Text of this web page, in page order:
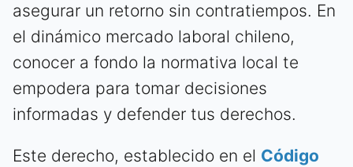
asegurar un retorno sin contratiempos. En
el dinámico mercado laboral chileno,
conocer a fondo la normativa local te
empodera para tomar decisiones
informadas y defender tus derechos.
Este derecho, establecido en el Código